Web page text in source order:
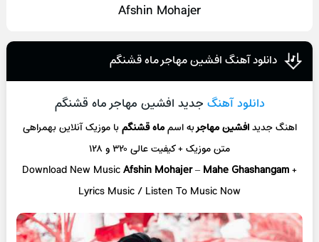
Afshin Mohajer
دانلود آهنگ افشین مهاجر ماه قشنگم
دانلود آهنگ جدید افشین مهاجر ماه قشنگم
اهنگ جدیدافشین مهاجربه اسمماه قشنگمبا موزیک آنلاینبهمراهی
متن موزیک + کیفیت عالی ۳۲۰ و ۱۲۸
Download New MusicAfshin Mohajer– Mahe Ghashangam+
Lyrics Music / Listen To Music Now